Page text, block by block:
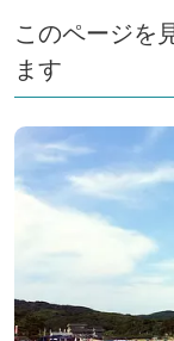
どんな紙？彫り
かせる手彫りの神
このページを
ます